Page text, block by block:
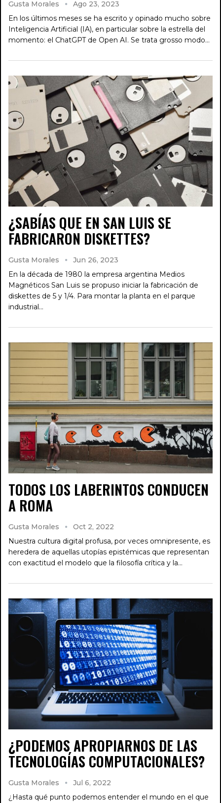
Gusta Morales
Ago 23, 2023
En los últimos meses se ha escrito y opinado mucho sobre
Inteligencia Artificial (IA), en particular sobre la estrella del
momento: el ChatGPT de Open AI. Se trata grosso modo…
¿SABÍAS QUE EN SAN LUIS SE
FABRICARON DISKETTES?
Gusta Morales
Jun 26, 2023
En la década de 1980 la empresa argentina Medios
Magnéticos San Luis se propuso iniciar la fabricación de
diskettes de 5 y 1/4. Para montar la planta en el parque
industrial…
TODOS LOS LABERINTOS CONDUCEN
A ROMA
Gusta Morales
Oct 2, 2022
Nuestra cultura digital profusa, por veces omnipresente, es
heredera de aquellas utopías epistémicas que representan
con exactitud el modelo que la filosofía crítica y la…
¿PODEMOS APROPIARNOS DE LAS
TECNOLOGÍAS COMPUTACIONALES?
Gusta Morales
Jul 6, 2022
¿Hasta qué punto podemos entender el mundo en el que